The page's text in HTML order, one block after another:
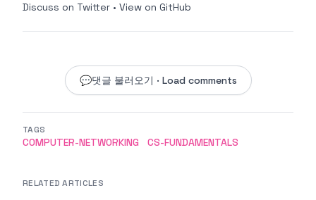
Discuss on Twitter • View on GitHub
💬댓글 불러오기 · Load comments
TAGS
COMPUTER-NETWORKING CS-FUNDAMENTALS
RELATED ARTICLES